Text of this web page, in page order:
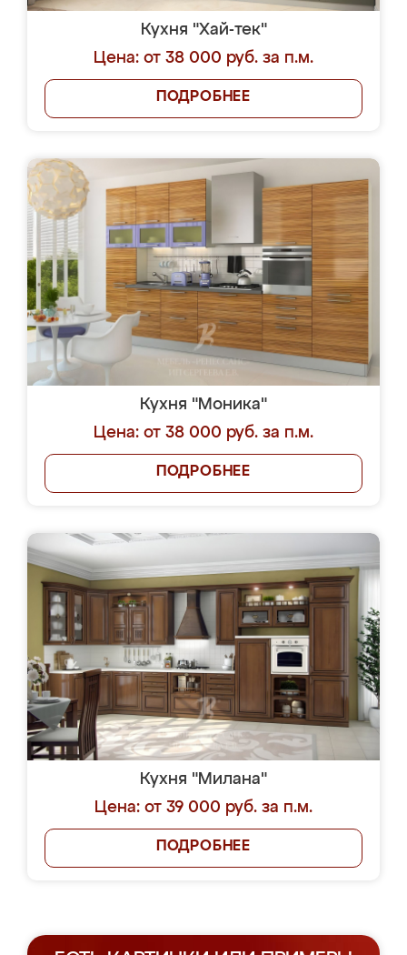
Кухня "Хай-тек"
Цена: от 38 000 руб. за п.м.
ПОДРОБНЕЕ
Кухня "Моника"
Цена: от 38 000 руб. за п.м.
ПОДРОБНЕЕ
Кухня "Милана"
Цена: от 39 000 руб. за п.м.
ПОДРОБНЕЕ